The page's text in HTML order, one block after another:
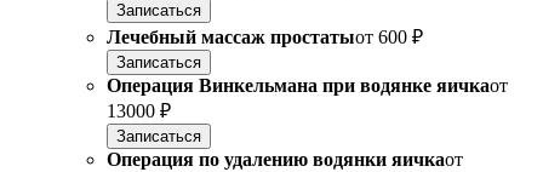
Записаться
Лечебный массаж простатыот 600 ₽
Записаться
Операция Винкельмана при водянке яичкаот
13000 ₽
Записаться
Операция по удалению водянки яичкаот